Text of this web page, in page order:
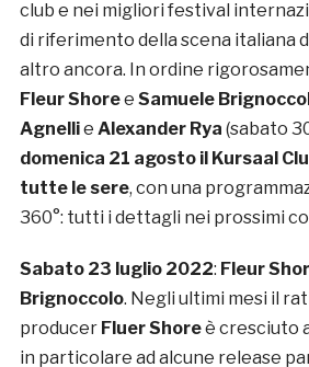
club e nei migliori festival
di riferimento della scena italiana
altro ancora. In ordine
Fleur Shoree Samuele
Agnellie Alexander Rya (sabato
domenica 21 agosto il Kursaal
tutte le sere, con una
360°: tutti i dettagli nei prossimi
Sabato 23 luglio 2022: Fleur
Brignoccolo. Negli ultimi mesi il
producer Fluer Shoreè cresciuto
in particolare ad alcune release